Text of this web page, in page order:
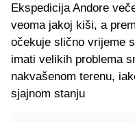
Ekspedicija Andore
veoma jakoj kiši, a
očekuje slično vrijeme
imati velikih problema
nakvašenom terenu,
sjajnom stanju